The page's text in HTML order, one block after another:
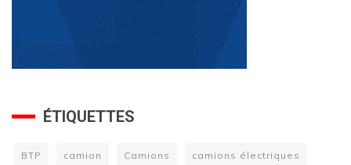
ÉTIQUETTES
BTP camion Camions camions électriques